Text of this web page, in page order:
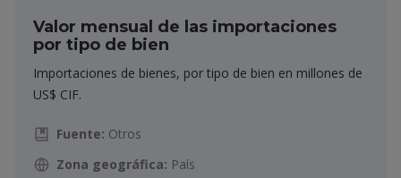
Valor mensual de las importaciones
por tipo de bien
Importaciones de bienes, por tipo de bien en millones de
US$ CIF.
Fuente: Otros
Zona geográfica: País